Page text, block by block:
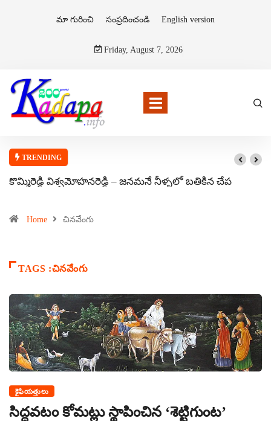
మా గురించి సంప్రదించండి English version
Friday, August 7, 2026
TRENDING
కొమ్మిరెడ్డి విశ్వమోహనరెడ్డి – జనమనే నీళ్ళలో బతికిన చేప
Home చినవేంగు
TAGS :చినవేంగు
కైఫియత్తులు
సిద్ధవటం కోమట్లు స్థాపించిన ‘శెట్టిగుంట’